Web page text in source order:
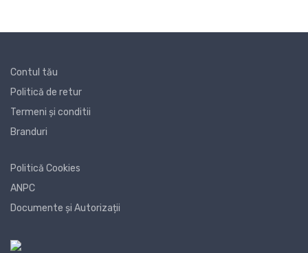
Contul tău
Politică de retur
Termeni și conditii
Branduri
Politică Cookies
ANPC
Documente și Autorizații